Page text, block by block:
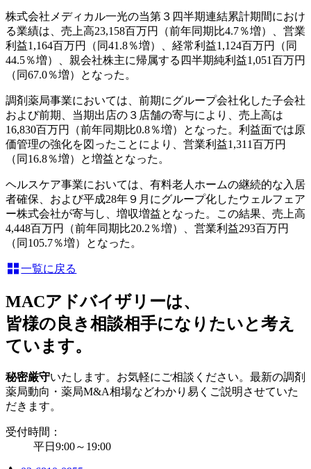
株式会社メディカル一光の当第３四半期連結累計期間におけ
る業績は、売上高23,158百万円（前年同期比4.7％増）、営業
利益1,164百万円（同41.8％増）、経常利益1,124百万円（同
44.5％増）、親会社株主に帰属する四半期純利益1,051百万円
（同67.0％増）となった。
調剤薬局事業においては、前期にグループ会社化した子会社
および前期、当期出店の３店舗の寄与により、売上高は
16,830百万円（前年同期比0.8％増）となった。利益面では原
価管理の強化を図ったことにより、営業利益1,311百万円
（同16.8％増）と増益となった。
ヘルスケア事業においては、有料老人ホームの継続的な入居
者確保、および平成28年９月にグループ化したウェルフェア
ー株式会社が寄与し、増収増益となった。この結果、売上高
4,448百万円（前年同期比20.2％増）、営業利益293百万円
（同105.7％増）となった。
一覧に戻る
MACアドバイザリーは、
皆様の良き相談相手になりたいと考え
ています。
秘密厳守いたします。お気軽にご相談ください。最新の調剤
薬局動向・薬局M&A相場などわかり易くご説明させていた
だきます。
受付時間：
平日9:00～19:00